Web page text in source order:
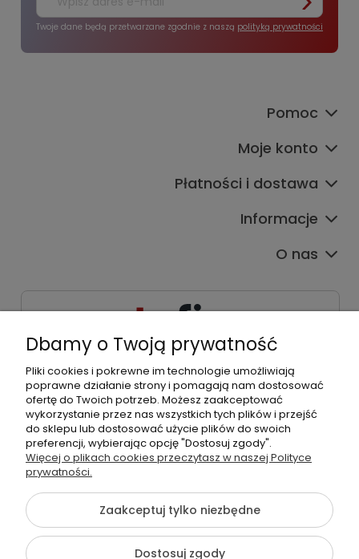
Twoje dane będą przetwarzane zgodnie z naszą polityką prywatności
Pomoc
Moje konto
Płatności i dostawa
Informacje
O nas
533539538
kontakt@tpfix.pl
©2026 Wszelkie Prawa Zastrzeżone | tpfix.pl
Szablon Flex byEcommercy
Dbamy o Twoją prywatność
Pliki cookies i pokrewne im technologie umożliwiają
poprawne działanie strony i pomagają nam dostosować
ofertę do Twoich potrzeb. Możesz zaakceptować
wykorzystanie przez nas wszystkich tych plików i przejść
do sklepu lub dostosować użycie plików do swoich
preferencji, wybierając opcję "Dostosuj zgody".
Więcej o plikach cookies przeczytasz w naszej Polityce
prywatności.
Zaakceptuj tylko niezbędne
Dostosuj zgody